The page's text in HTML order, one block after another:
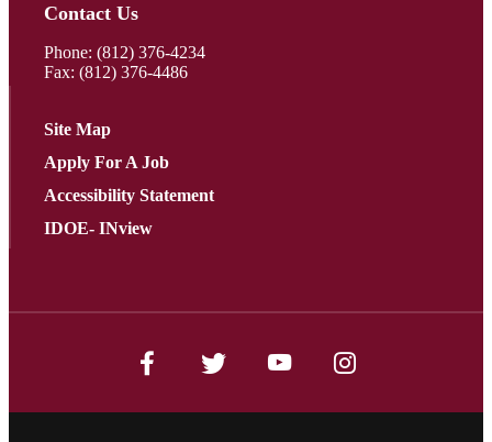
Contact Us
Phone: (812) 376-4234
Fax: (812) 376-4486
Site Map
Apply For A Job
Accessibility Statement
IDOE- INview